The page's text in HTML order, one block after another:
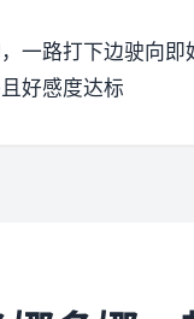
路打下边驶向即
好感度达标